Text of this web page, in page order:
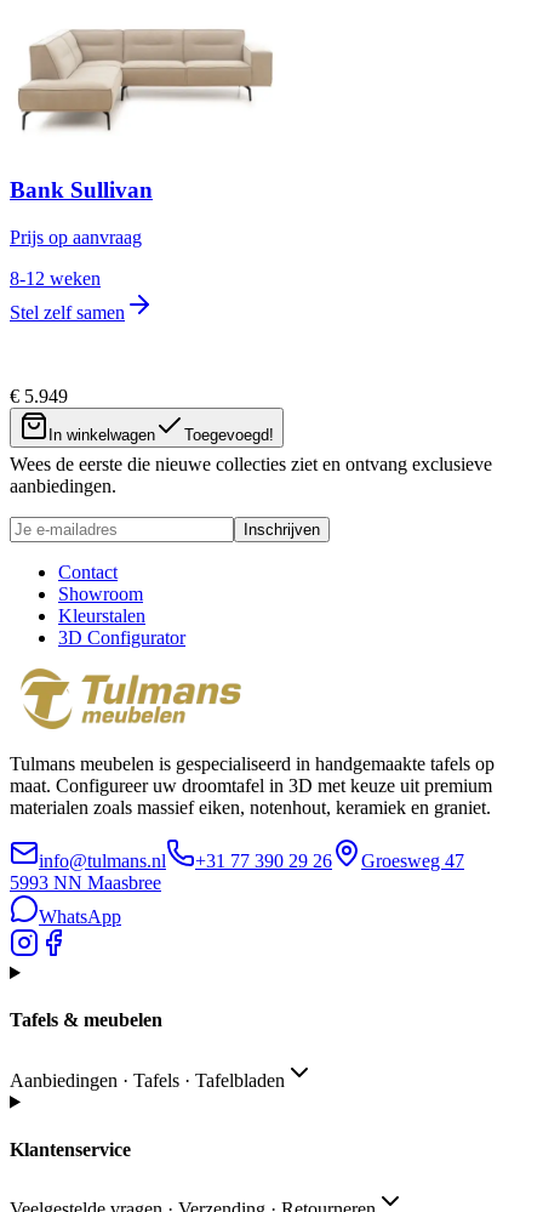
Bank Sullivan
Prijs op aanvraag
8-12 weken
Stel zelf samen
€ 5.949
In winkelwagen Toegevoegd!
Nieuwsbrief
Wees de eerste die nieuwe collecties ziet en ontvang exclusieve
aanbiedingen.
Inschrijven
Contact
Showroom
Kleurstalen
3D Configurator
Tulmans meubelen is gespecialiseerd in handgemaakte tafels op
maat. Configureer uw droomtafel in 3D met keuze uit premium
materialen zoals massief eiken, notenhout, keramiek en graniet.
info@tulmans.nl +31 77 390 29 26
Groesweg 47
5993 NN Maasbree
WhatsApp
Tafels & meubelen
Aanbiedingen · Tafels · Tafelbladen
Klantenservice